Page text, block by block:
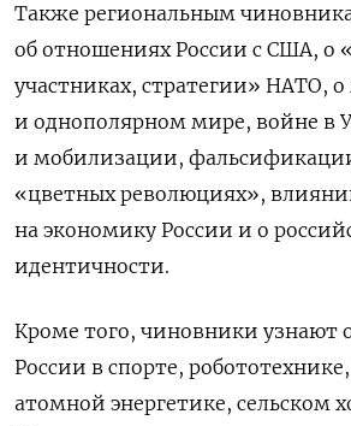
Также региональным
об отношениях России с США, о
участниках, стратегии» НАТО,
и однополярном мире, войне в
и мобилизации,
«цветных революциях»,
на экономику России и о
идентичности.
Кроме того, чиновники узнают
России в спорте,
атомной энергетике, сельском